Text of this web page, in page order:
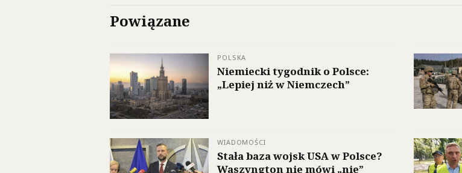
Powiązane
POLSKA
Niemiecki tygodnik o Polsce:
„Lepiej niż w Niemczech”
WIADOMOŚCI
Stała baza wojsk USA w Polsce?
Waszyngton nie mówi „nie”